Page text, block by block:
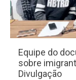
Equipe do
sobre
Divulgação